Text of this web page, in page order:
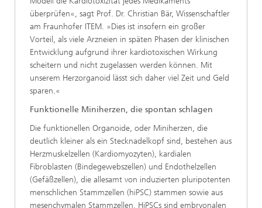
überprüfen«, sagt Prof. Dr. Christian Bär, Wissenschaftler
am Fraunhofer ITEM. »Dies ist insofern ein großer
Vorteil, als viele Arzneien in späten Phasen der klinischen
Entwicklung aufgrund ihrer kardiotoxischen Wirkung
scheitern und nicht zugelassen werden können. Mit
unserem Herzorganoid lässt sich daher viel Zeit und Geld
sparen.«
Funktionelle Miniherzen, die spontan schlagen
Die funktionellen Organoide, oder Miniherzen, die
deutlich kleiner als ein Stecknadelkopf sind, bestehen aus
Herzmuskelzellen (Kardiomyozyten), kardialen
Fibroblasten (Bindegewebszellen) und Endothelzellen
(Gefäßzellen), die allesamt von induzierten pluripotenten
menschlichen Stammzellen (hiPSC) stammen sowie aus
mesenchymalen Stammzellen. HiPSCs sind embryonalen